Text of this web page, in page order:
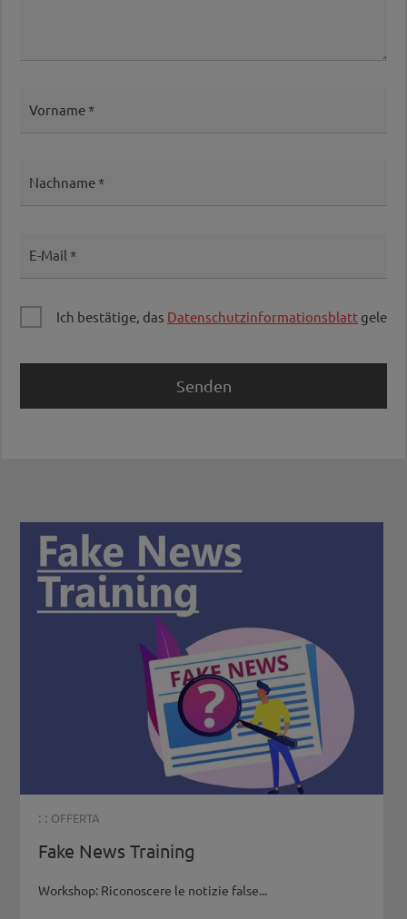
Vorname
Nachname
E-Mail
Ich bestätige, das Datenschutzinformationsblatt
Senden
: : OFFERTA
Fake News Training
Workshop: Riconoscere le notizie false...